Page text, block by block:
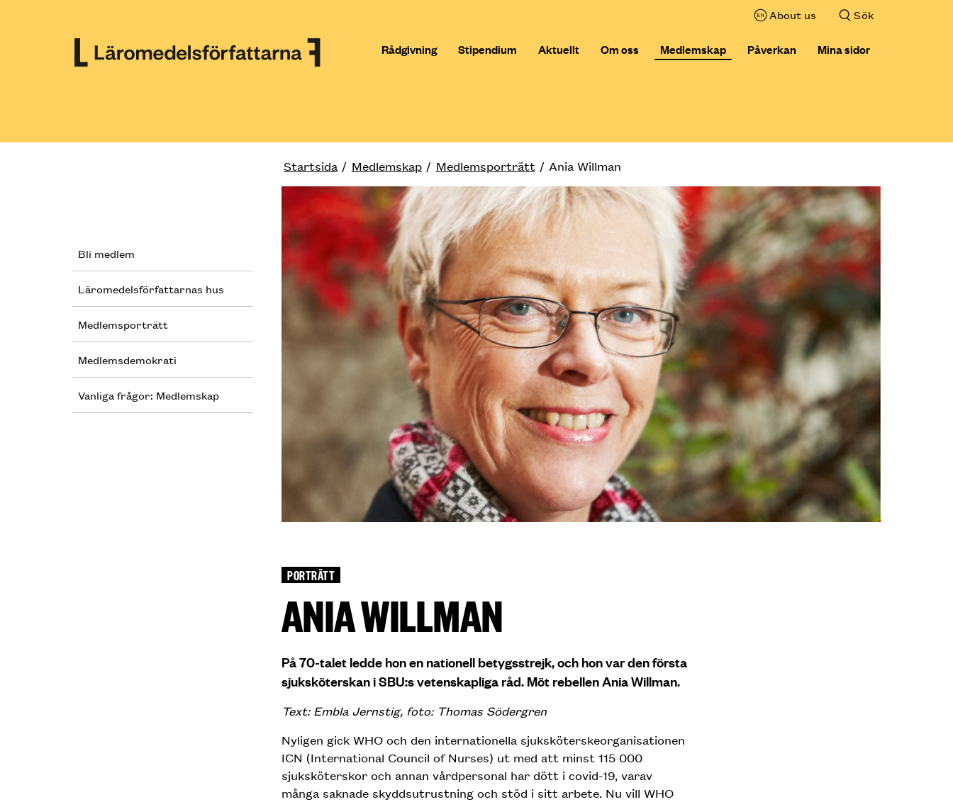
About us Sök
Rådgivning Stipendium Aktuellt Om oss Medlemskap Påverkan Mina sidor
Bli medlem
Läromedelsförfattarnas hus
Medlemsporträtt
Medlemsdemokrati
Vanliga frågor: Medlemskap
Startsida Medlemskap Medlemsporträtt Ania Willman
PORTRÄTT
ANIA WILLMAN
På 70-talet ledde hon en nationell betygsstrejk, och hon var den första
sjuksköterskan i SBU:s vetenskapliga råd. Möt rebellen Ania Willman.
Text: Embla Jernstig, foto: Thomas Södergren
Nyligen gick WHO och den internationella sjuksköterskeorganisationen
ICN (International Council of Nurses) ut med att minst 115 000
sjuksköterskor och annan vårdpersonal har dött i covid-19, varav
många saknade skyddsutrustning och stöd i sitt arbete. Nu vill WHO